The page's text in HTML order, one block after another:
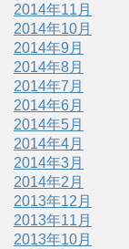
2014年11月
2014年10月
2014年9月
2014年8月
2014年7月
2014年6月
2014年5月
2014年4月
2014年3月
2014年2月
2013年12月
2013年11月
2013年10月